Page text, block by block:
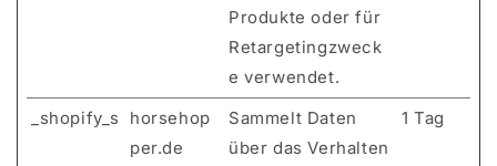
Produkte oder für
Retargetingzweck
e verwendet.
_shopify_s
horsehop
per.de
Sammelt Daten
über das Verhalten
1 Tag